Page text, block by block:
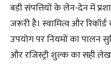
बड़ी संपत्तियों के लेन-देन में
जरूरी है। स्वामित्व और
उपयोग पर नियमों का पालन
और रजिस्ट्री शुल्क का सही